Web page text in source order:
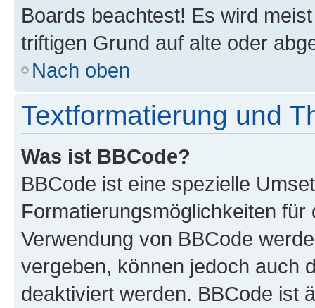
Boards beachtest! Es wird
triftigen Grund auf alte oder
Nach oben
Textformatierung und
Was ist BBCode?
BBCode ist eine spezielle
Formatierungsmöglichkeiten
Verwendung von BBCode
vergeben, können jedoch auch
deaktiviert werden. BBCode ist